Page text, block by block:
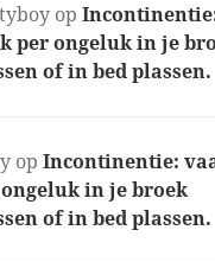
op
per ongeluk in je
of in bed plassen.
opIncontinentie:
in je broek
of in bed plassen.